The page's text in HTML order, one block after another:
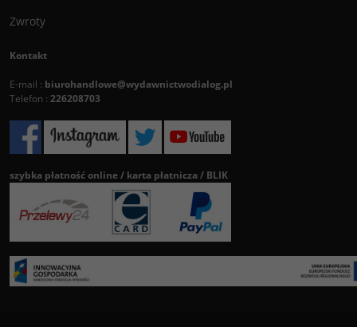
Zwroty
Kontakt
E-mail : biurohandlowe@wydawnictwodialog.pl
Telefon : 226208703
szybka płatność online / karta płatnicza / BLIK